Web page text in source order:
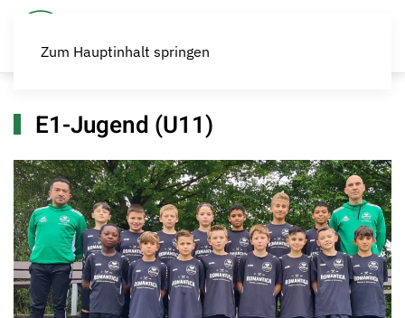
Zum Hauptinhalt springen
E1-Jugend (U11)